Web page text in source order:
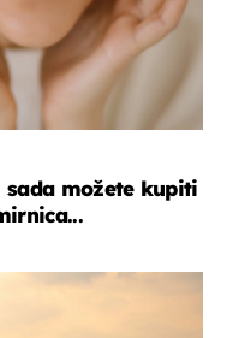
možete kupiti